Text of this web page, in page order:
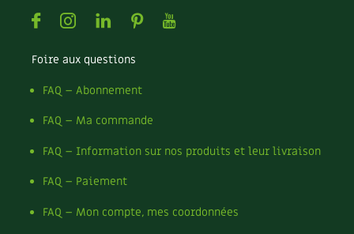
FacebookInstagramLinkedin
PinterestYoutube
Foire aux questions
FAQ – Abonnement
FAQ – Ma commande
FAQ – Information sur nos produits et leur livraison
FAQ – Paiement
FAQ – Mon compte, mes coordonnées